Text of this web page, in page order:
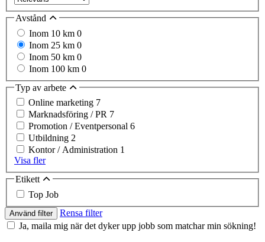
Avstånd
Inom 10 km 0
Inom 25 km 0
Inom 50 km 0
Inom 100 km 0
Typ av arbete
Online marketing 7
Marknadsföring / PR 7
Promotion / Eventpersonal 6
Utbildning 2
Kontor / Administration 1
Visa fler
Etikett
Top Job
Använd filter
Rensa filter
Ja, maila mig när det dyker upp jobb som matchar min sökning!